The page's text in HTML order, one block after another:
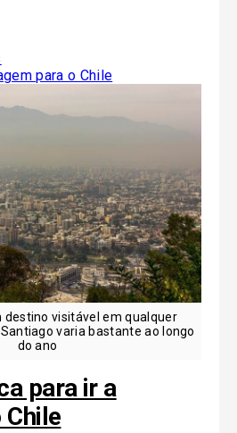
para o Chile
destino visitável em qualquer
varia bastante ao longo
do ano
para ir a
Chile